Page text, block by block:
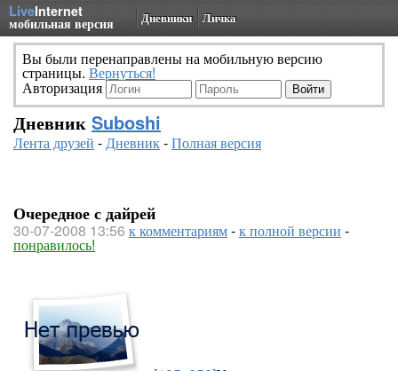
LiveInternet
мобильная версия Дневники Личка
Вы были перенаправлены на мобильную версию
страницы. Вернуться!
Авторизация
Дневник Suboshi
Лента друзей -Дневник-Полная версия
Очередное с дайрей
30-07-2008 13:56 к комментариям-к полной версии -
понравилось!